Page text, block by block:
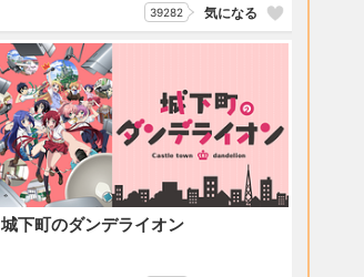
39282 気になる
城下町のダンデライオン